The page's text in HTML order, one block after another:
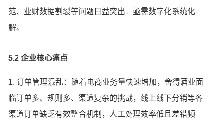
范、业财数据割裂等问题日益突出，亟需数字化系统化
解。
5.2 企业核心痛点
1. 订单管理混乱：随着电商业务量快速增加，舍得酒业面
临订单多、规则多、渠道复杂的挑战，线上线下分销等各
渠道订单缺乏有效整合机制，人工处理效率低且差错频